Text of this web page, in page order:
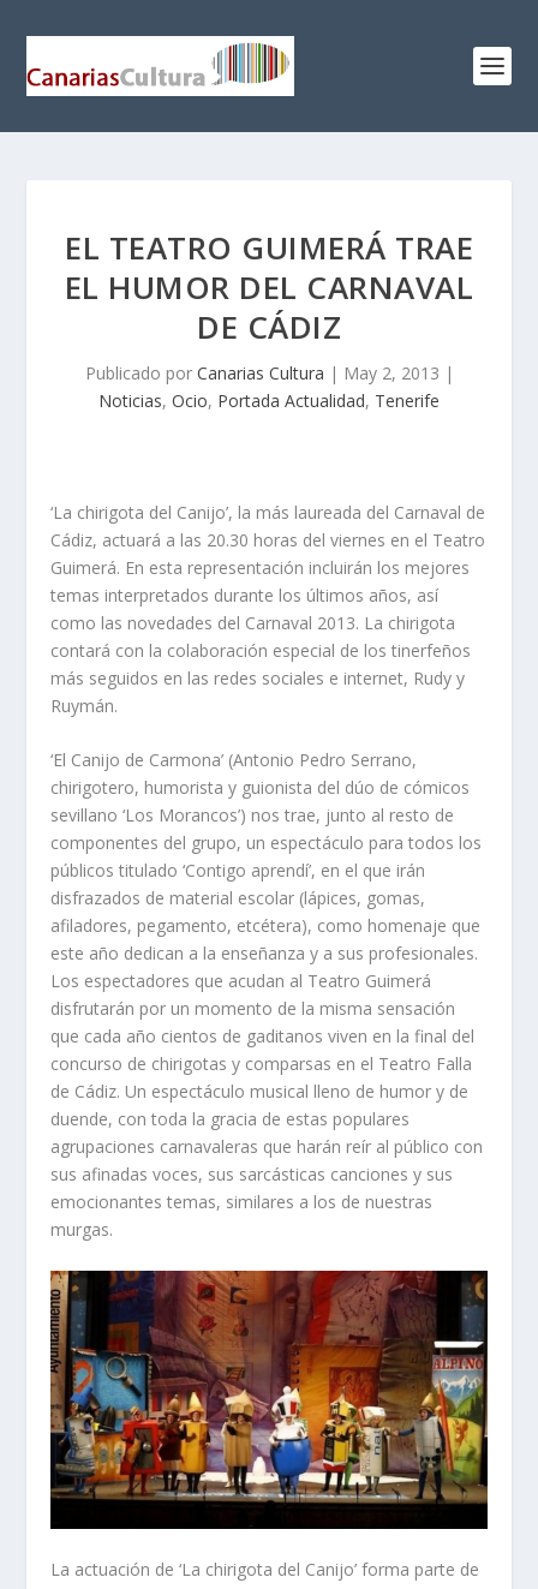
EL TEATRO GUIMERÁ TRAE
EL HUMOR DEL CARNAVAL
DE CÁDIZ
Publicado por Canarias Cultura | May 2, 2013 |
Noticias, Ocio, Portada Actualidad, Tenerife
‘La chirigota del Canijo’, la más laureada del Carnaval de
Cádiz, actuará a las 20.30 horas del viernes en el Teatro
Guimerá. En esta representación incluirán los mejores
temas interpretados durante los últimos años, así
como las novedades del Carnaval 2013. La chirigota
contará con la colaboración especial de los tinerfeños
más seguidos en las redes sociales e internet, Rudy y
Ruymán.
‘El Canijo de Carmona’ (Antonio Pedro Serrano,
chirigotero, humorista y guionista del dúo de cómicos
sevillano ‘Los Morancos’) nos trae, junto al resto de
componentes del grupo, un espectáculo para todos los
públicos titulado ‘Contigo aprendí’, en el que irán
disfrazados de material escolar (lápices, gomas,
afiladores, pegamento, etcétera), como homenaje que
este año dedican a la enseñanza y a sus profesionales.
Los espectadores que acudan al Teatro Guimerá
disfrutarán por un momento de la misma sensación
que cada año cientos de gaditanos viven en la final del
concurso de chirigotas y comparsas en el Teatro Falla
de Cádiz. Un espectáculo musical lleno de humor y de
duende, con toda la gracia de estas populares
agrupaciones carnavaleras que harán reír al público con
sus afinadas voces, sus sarcásticas canciones y sus
emocionantes temas, similares a los de nuestras
murgas.
La actuación de ‘La chirigota del Canijo’ forma parte de